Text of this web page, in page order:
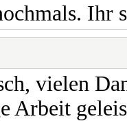
Ihr
vielen
Arbeit